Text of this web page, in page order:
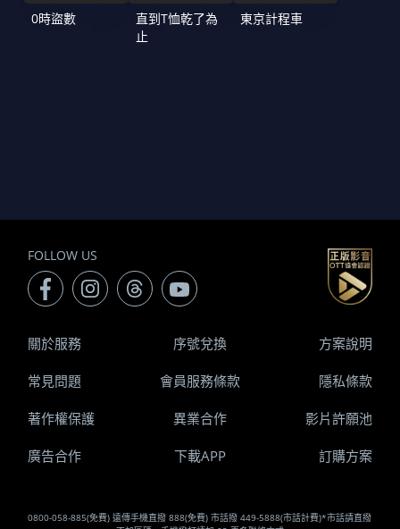
0時盜數
直到T恤乾了為
止
東京計程車
FOLLOW US
0800-058-885(免費) 遠傳手機直撥 888(免費) 市話撥 449-5888(市話計費)*市話請直撥
關於服務 序號兌換 方案說明
常見問題 會員服務條款 隱私條款
著作權保護 異業合作 影片許願池
廣告合作 下載APP 訂購方案